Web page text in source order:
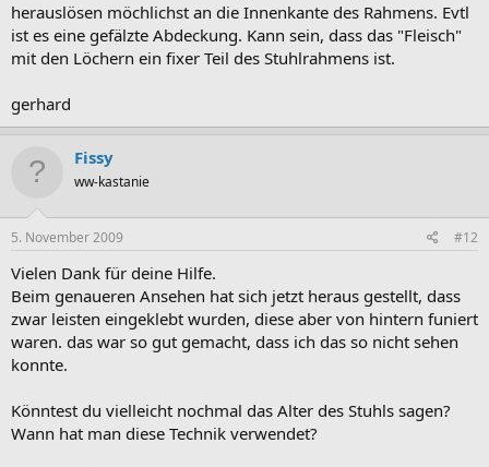
herauslösen möchlichst an die Innenkante des Rahmens. Evtl
ist es eine gefälzte Abdeckung. Kann sein, dass das "Fleisch"
mit den Löchern ein fixer Teil des Stuhlrahmens ist.
gerhard
Fissy
ww-kastanie
5. November 2009 #12
Vielen Dank für deine Hilfe.
Beim genaueren Ansehen hat sich jetzt heraus gestellt, dass
zwar leisten eingeklebt wurden, diese aber von hintern funiert
waren. das war so gut gemacht, dass ich das so nicht sehen
konnte.
Könntest du vielleicht nochmal das Alter des Stuhls sagen?
Wann hat man diese Technik verwendet?